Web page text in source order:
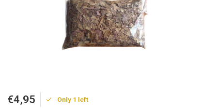
€4,95 Only 1 left